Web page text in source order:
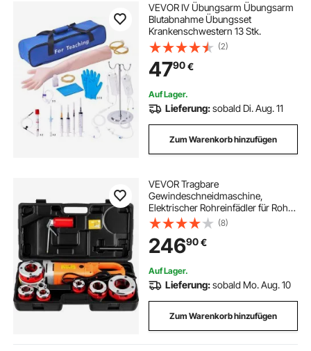
VEVOR IV Übungsarm Übungsarm
Blutabnahme Übungsset
Krankenschwestern 13 Stk.
(2)
4790€
Auf Lager.
Lieferung:sobald Di. Aug. 11
Zum Warenkorb hinzufügen
VEVOR Tragbare
Gewindeschneidmaschine,
Elektrischer Rohreinfädler für Rohre
mit Tragetasche, 6 Matrizen, 2300
W 220 V Elektro-
Gewindeschneidmaschine(EU
PLUG 220V)
(8)
24690€
Auf Lager.
Lieferung:sobald Mo. Aug. 10
Zum Warenkorb hinzufügen